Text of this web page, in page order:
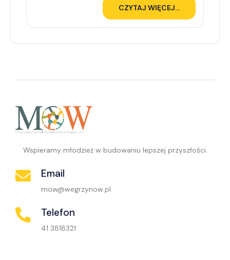
CZYTAJ WIĘCEJ...
Wspieramy młodzież w budowaniu lepszej przyszłości.
Email
mow@wegrzynow.pl
Telefon
41 3818321